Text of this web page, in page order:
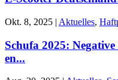
Okt. 8, 2025 | Aktuelles,
Schufa 2025:
en...